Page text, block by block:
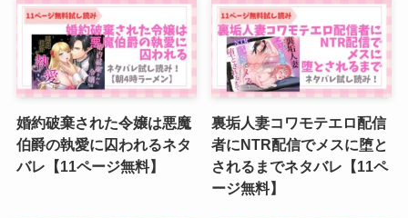
婚約破棄された令嬢は悪魔
伯爵の執愛に囚われるネタ
バレ【11ページ無料】
裏垢人妻コワモテエロ配信
者にNTR配信でメスに堕と
されるまでネタバレ【11ペ
ージ無料】